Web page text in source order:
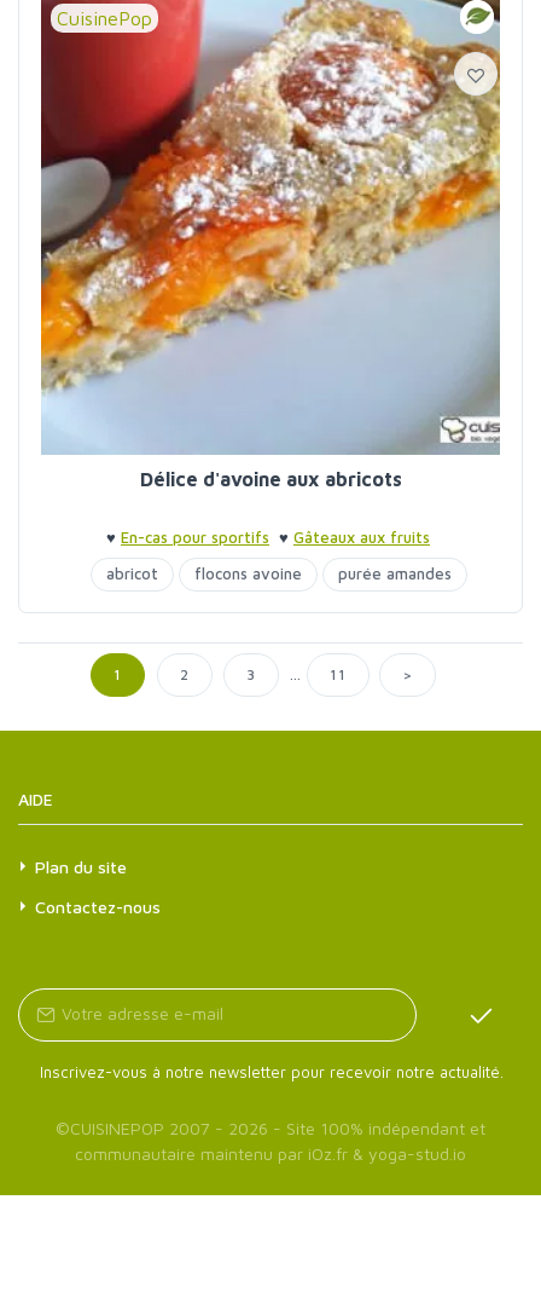
CuisinePop
Délice d'avoine aux abricots
♥ En-cas pour sportifs ♥ Gâteaux aux fruits
abricot
flocons avoine purée amandes
1 2 3 ... 11 >
AIDE
Plan du site
Contactez-nous
Inscrivez-vous à notre newsletter pour recevoir notre actualité.
©CUISINEPOP 2007 - 2026 - Site 100% indépendant et
communautaire maintenu par iOz.fr & yoga-stud.io